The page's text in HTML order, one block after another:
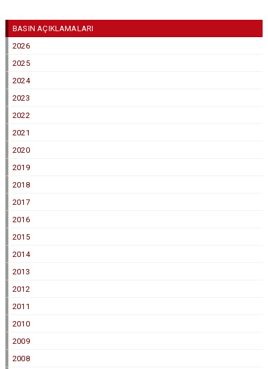
BASIN AÇIKLAMALARI
2026
2025
2024
2023
2022
2021
2020
2019
2018
2017
2016
2015
2014
2013
2012
2011
2010
2009
2008